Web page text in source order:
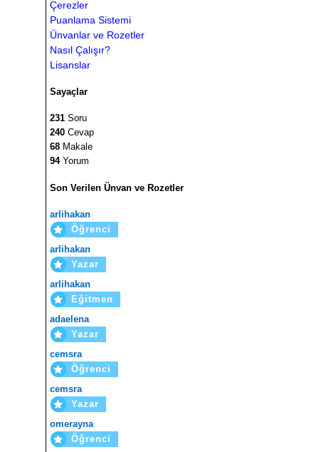
Çerezler
Puanlama Sistemi
Ünvanlar ve Rozetler
Nasıl Çalışır?
Lisanslar
Sayaçlar
231 Soru
240 Cevap
68 Makale
94Yorum
Son Verilen Ünvan ve Rozetler
arlihakan
Öğrenci
arlihakan
Yazar
arlihakan
Eğitmen
adaelena
Yazar
cemsra
Öğrenci
cemsra
Yazar
omerayna
Öğrenci